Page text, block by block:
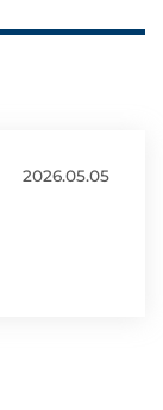
2026.05.05